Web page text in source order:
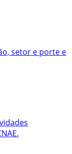
setor e porte e